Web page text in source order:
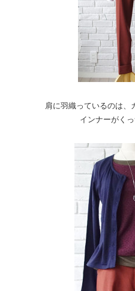
肩に羽織っているのは、
インナーがくっ